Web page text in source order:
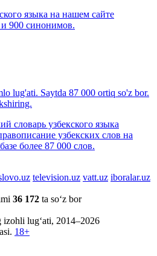
языка на нашем сайте
и 900 синонимов.
lug'ati. Saytda 87 000 ortiq so'z bor.
словарь узбекского языка
узбекских слов на
более 87 000 слов.
television.uz vatt.uz iboralar.uz
36 172 ta so‘z bor
lug‘ati, 2014–2026
18+